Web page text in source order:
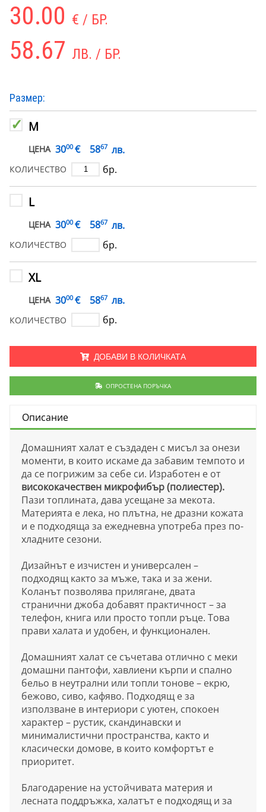
30.00 € / БР.
58.67 ЛВ. / БР.
Размер:
M
ЦЕНА 3000 € 5867 лв.
КОЛИЧЕСТВО бр.
L
ЦЕНА 3000 € 5867 лв.
КОЛИЧЕСТВО бр.
XL
ЦЕНА 3000 € 5867 лв.
КОЛИЧЕСТВО бр.
ДОБАВИ В КОЛИЧКАТА
ОПРОСТЕНА ПОРЪЧКА
Описание
Домашният халат е създаден с мисъл за онези
моменти, в които искаме да забавим темпото и
да се погрижим за себе си. Изработен е от
висококачествен микрофибър (полиестер).
Пази топлината, дава усещане за мекота.
Материята е лека, но плътна, не дразни кожата
и е подходяща за ежедневна употреба през по-
хладните сезони.
Дизайнът е изчистен и универсален –
подходящ както за мъже, така и за жени.
Коланът позволява прилягане, двата
странични джоба добавят практичност – за
телефон, книга или просто топли ръце. Това
прави халата и удобен, и функционален.
Домашният халат се съчетава отлично с меки
домашни пантофи, хавлиени кърпи и спално
бельо в неутрални или топли тонове – екрю,
бежово, сиво, кафяво. Подходящ е за
използване в интериори с уютен, спокоен
характер – рустик, скандинавски и
минималистични пространства, както и
класически домове, в които комфортът е
приоритет.
Благодарение на устойчивата материя и
лесната поддръжка, халатът е подходящ и за